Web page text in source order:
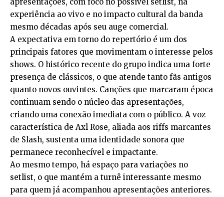
experiência ao vivo e no impacto cultural da banda
mesmo décadas após seu auge comercial.
A expectativa em torno do repertório é um dos
principais fatores que movimentam o interesse pelos
shows. O histórico recente do grupo indica uma forte
presença de clássicos, o que atende tanto fãs antigos
quanto novos ouvintes. Canções que marcaram época
continuam sendo o núcleo das apresentações,
criando uma conexão imediata com o público. A voz
característica de Axl Rose, aliada aos riffs marcantes
de Slash, sustenta uma identidade sonora que
permanece reconhecível e impactante.
Ao mesmo tempo, há espaço para variações no
setlist, o que mantém a turnê interessante mesmo
para quem já acompanhou apresentações anteriores.